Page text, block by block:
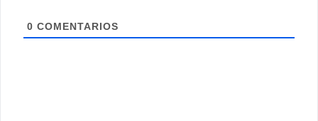
0 COMENTARIOS